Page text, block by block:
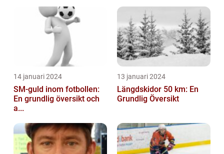
14 januari 2024
SM-guld inom fotbollen:
En grundlig översikt och
a...
13 januari 2024
Längdskidor 50 km: En
Grundlig Översikt